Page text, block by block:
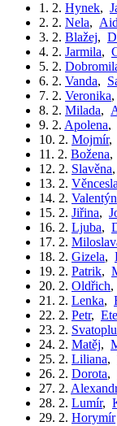
1. 2. Hynek,
2. 2. Nela,
3. 2. Blažej,
4. 2. Jarmila,
5. 2.
6. 2. Vanda,
7. 2. Veronika,
8. 2. Milada,
9. 2. Apolena,
10. 2. Mojmír,
11. 2. Božena,
12. 2. Slavěna,
13. 2.
14. 2. Valentýn
15. 2. Jiřina,
16. 2. Ljuba,
17. 2.
18. 2. Gizela,
19. 2. Patrik,
20. 2. Oldřich,
21. 2. Lenka,
22. 2. Petr,
23. 2.
24. 2. Matěj,
25. 2. Liliana,
26. 2. Dorota,
27. 2. Alexandr
28. 2. Lumír,
29. 2. Horymír